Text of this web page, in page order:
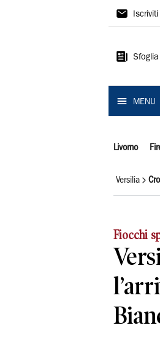
Il
MENU
Livorno
Versilia
Fiocchi